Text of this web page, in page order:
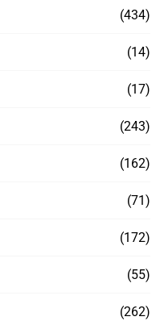
(434)
(14)
(17)
(243)
(162)
(71)
(172)
(55)
(262)